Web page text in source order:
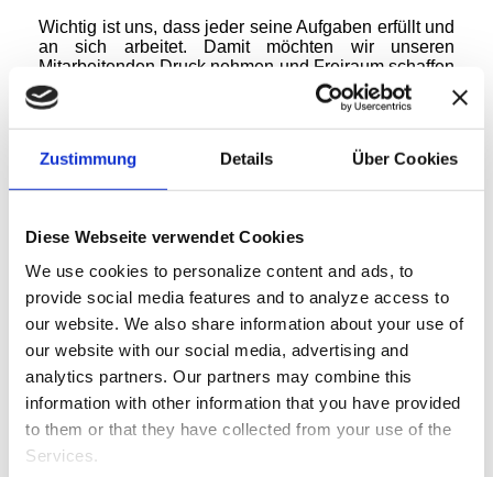
Zustimmung Details Über Cookies
Diese Webseite verwendet Cookies
We use cookies to personalize content and ads, to
provide social media features and to analyze access to
our website. We also share information about your use of
our website with our social media, advertising and
analytics partners. Our partners may combine this
information with other information that you have provided
to them or that they have collected from your use of the
Services.
Wichtig ist uns, dass jeder seine Aufgaben erfüllt und
an sich arbeitet. Damit möchten wir unseren
Mitarbeitenden Druck nehmen und Freiraum schaffen
für eine gesunde, entspannte Zusammenarbeit und
für Kreativität. Als eines der innovativsten
Unternehmen in unserer Branche möchten wir Sie
einladen, die Heliotron-Arbeitswelt vor Ort zu
besuchen oder uns auf unserer Webseite sowie in
den sozialen Medien zu begleiten.